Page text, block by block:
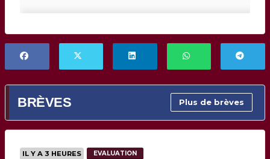
BRÈVES Plus de brèves
IL Y A 3 HEURES EVALUATION